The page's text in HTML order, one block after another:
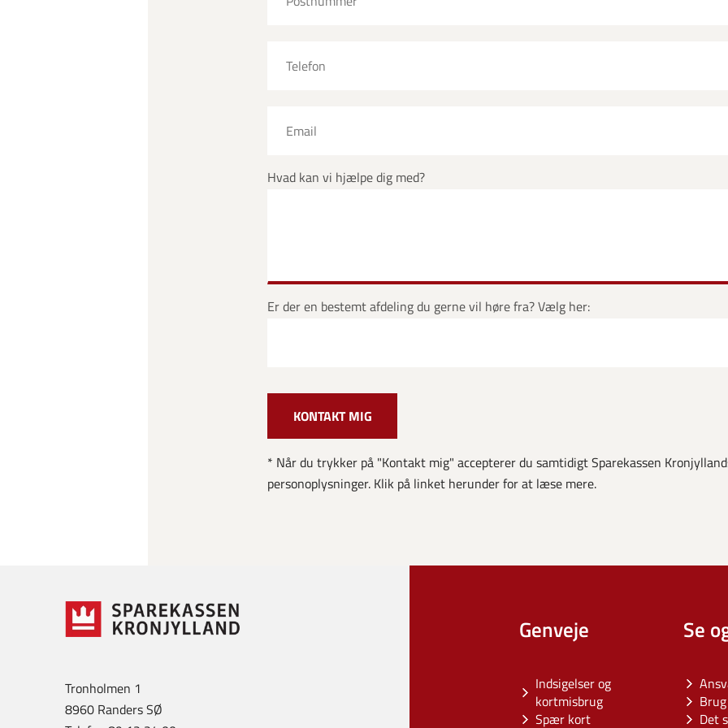
Hvad kan vi hjælpe dig med?
Er der en bestemt afdeling du gerne vil høre fra? Vælg her:
* Når du trykker på "Kontakt mig" accepterer du samtidigt Sparekassen
personoplysninger. Klik på linket herunder for at læse mere.
Genveje
Indsigelser og
kortmisbrug
Spær kort
Se
Det
Tronholmen 1
8960 Randers SØ